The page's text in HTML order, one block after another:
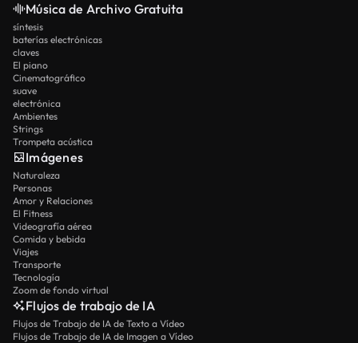
Música de Archivo Gratuita
síntesis
baterías electrónicas
claves
El piano
Cinematográfico
suave
electrónica
Ambientes
Strings
Trompeta acústica
Imágenes
Naturaleza
Personas
Amor y Relaciones
El Fitness
Videografía aérea
Comida y bebida
Viajes
Transporte
Tecnología
Zoom de fondo virtual
Flujos de trabajo de IA
Flujos de Trabajo de IA de Texto a Vídeo
Flujos de Trabajo de IA de Imagen a Vídeo